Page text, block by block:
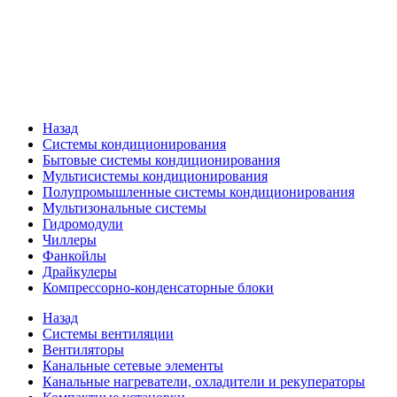
Назад
Системы кондиционирования
Бытовые системы кондиционирования
Мультисистемы кондиционирования
Полупромышленные системы кондиционирования
Мультизональные системы
Гидромодули
Чиллеры
Фанкойлы
Драйкулеры
Компрессорно-конденсаторные блоки
Назад
Системы вентиляции
Вентиляторы
Канальные сетевые элементы
Канальные нагреватели, охладители и рекуператоры